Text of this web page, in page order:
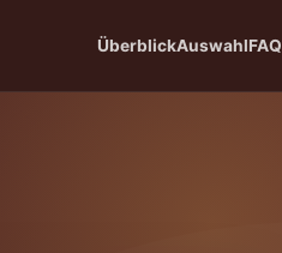
ÜberblickAuswahlFAQ